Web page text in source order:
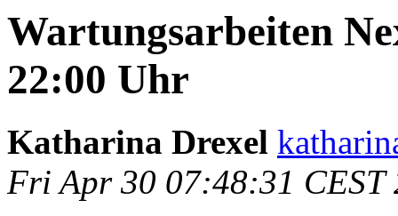
Wartungsarbeiten
22:00 Uhr
Katharina Drexel
Fri Apr 30 07:48:31 CEST